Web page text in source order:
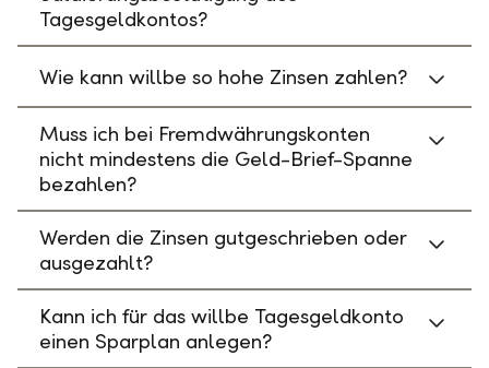
Tagesgeldkontos?
Wie kann willbe so hohe Zinsen zahlen?
Muss ich bei Fremdwährungskonten
nicht mindestens die Geld-Brief-Spanne
bezahlen?
Werden die Zinsen gutgeschrieben oder
ausgezahlt?
Kann ich für das willbe Tagesgeldkonto
einen Sparplan anlegen?